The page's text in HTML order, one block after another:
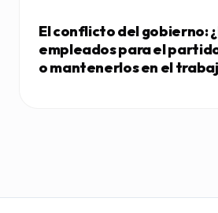
El conflicto del gobierno:
empleados para el
o mantenerlos en el